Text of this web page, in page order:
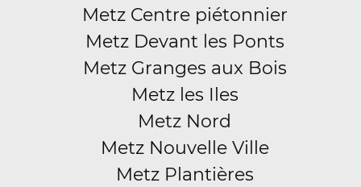
Metz Centre piétonnier
Metz Devant les Ponts
Metz Granges aux Bois
Metz les Iles
Metz Nord
Metz Nouvelle Ville
Metz Plantières